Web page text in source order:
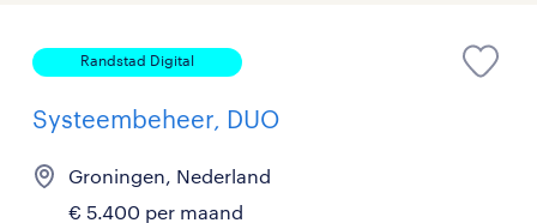
Randstad Digital
Systeembeheer, DUO
Groningen, Nederland
€ 5.400 per maand